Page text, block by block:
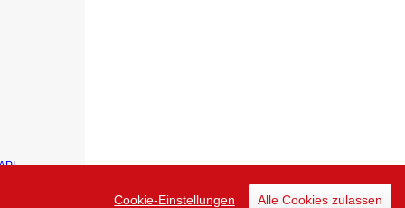
Cookie-Einstellungen Alle Cookies zulassen